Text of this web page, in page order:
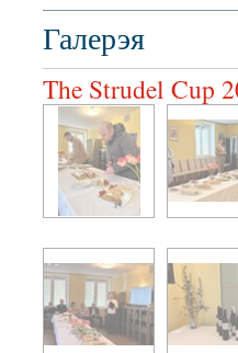
Галерэя
The Strudel Cup